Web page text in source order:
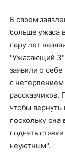
В своем
больше ужаса
пару лет
"Ужасающий 3"
заявили о себе
с
чтобы
поскольку
поднять
неуютным".